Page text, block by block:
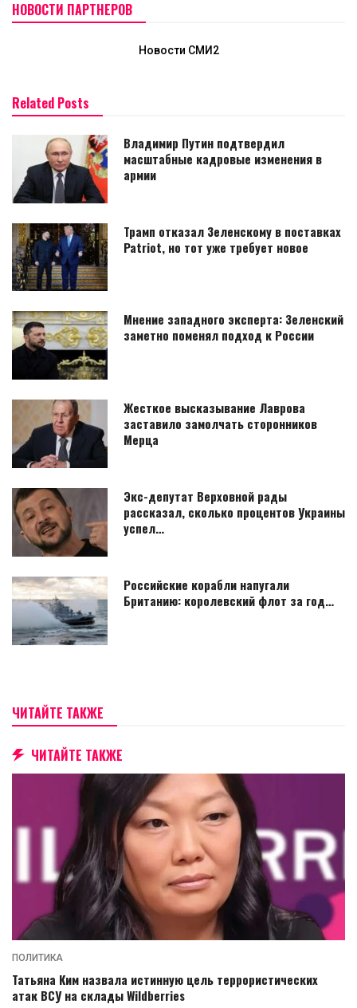
НОВОСТИ ПАРТНЕРОВ
Новости СМИ2
Related Posts
Владимир Путин подтвердил
масштабные кадровые изменения в
армии
Трамп отказал Зеленскому в поставках
Patriot, но тот уже требует новое
Мнение западного эксперта: Зеленский
заметно поменял подход к России
Жесткое высказывание Лаврова
заставило замолчать сторонников
Мерца
Экс-депутат Верховной рады
рассказал, сколько процентов Украины
успел…
Российские корабли напугали
Британию: королевский флот за год…
ЧИТАЙТЕ ТАКЖЕ
ЧИТАЙТЕ ТАКЖЕ
ПОЛИТИКА
Татьяна Ким назвала истинную цель террористических
атак ВСУ на склады Wildberries